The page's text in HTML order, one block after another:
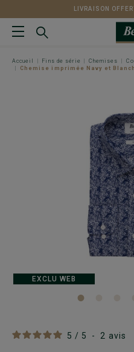
LIVRAISON
Accueil Fins de série Chemises
Chemise imprimée Navy et
5 / 5 - 2 avis
EXCLU WEB